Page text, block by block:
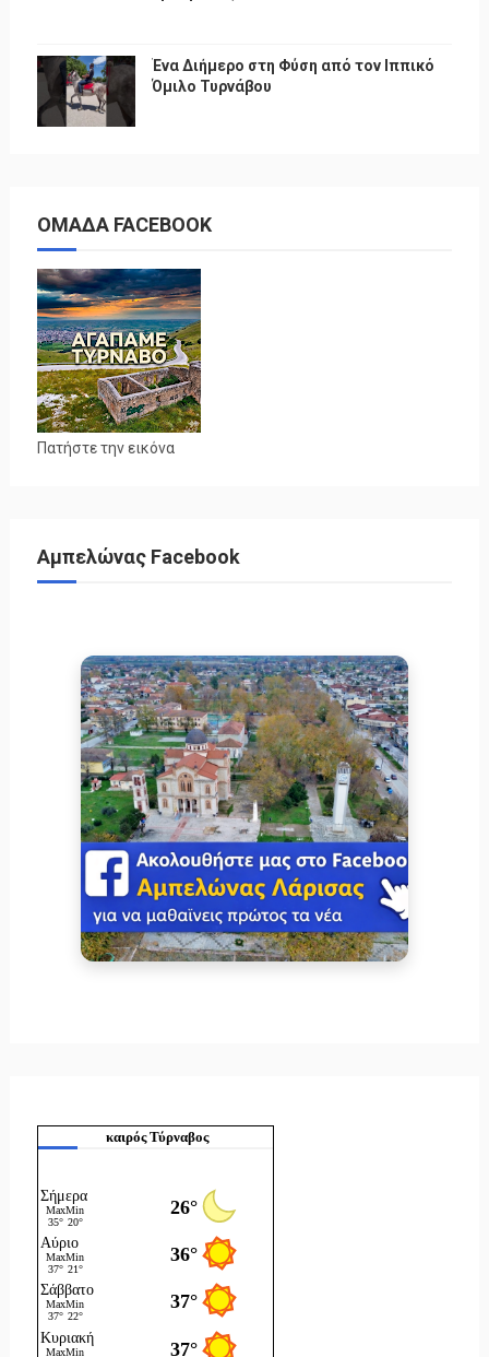
Ένα Διήμερο στη Φύση από τον Ιππικό
Όμιλο Τυρνάβου
ΟΜΑΔΑ FACEBOOK
Πατήστε την εικόνα
Αμπελώνας Facebook
καιρός Τύρναβος